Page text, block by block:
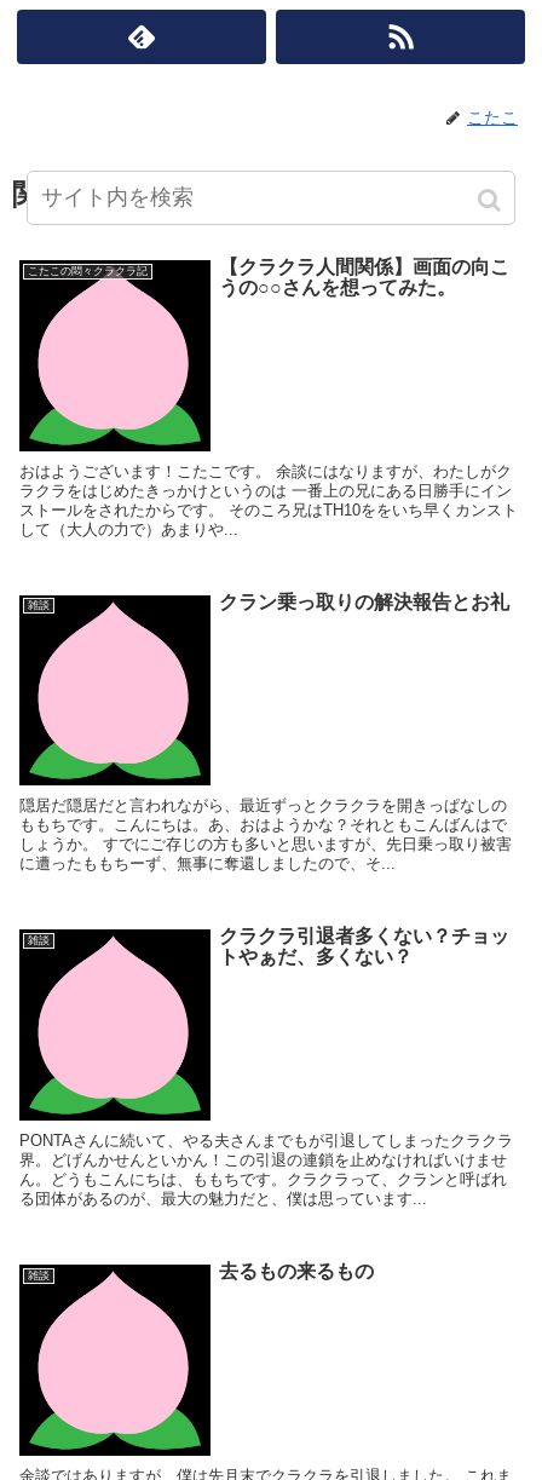
こたこ
関連記事
こたこの悶々クラクラ記
【クラクラ人間関係】画面の向こ
うの○○さんを想ってみた。
おはようございます！こたこです。 余談にはなりますが、わたしがク
ラクラをはじめたきっかけというのは 一番上の兄にある日勝手にイン
ストールをされたからです。 そのころ兄はTH10ををいち早くカンスト
して（大人の力で）あまりや...
雑談 クラン乗っ取りの解決報告とお礼
隠居だ隠居だと言われながら、最近ずっとクラクラを開きっぱなしの
ももちです。こんにちは。あ、おはようかな？それともこんばんはで
しょうか。 すでにご存じの方も多いと思いますが、先日乗っ取り被害
に遭ったももちーず、無事に奪還しましたので、そ...
雑談
クラクラ引退者多くない？チョッ
トやぁだ、多くない？
PONTAさんに続いて、やる夫さんまでもが引退してしまったクラクラ
界。どげんかせんといかん！この引退の連鎖を止めなければいけませ
ん。どうもこんにちは、ももちです。クラクラって、クランと呼ばれ
る団体があるのが、最大の魅力だと、僕は思っています...
雑談 去るもの来るもの
余談ではありますが、僕は先月末でクラクラを引退しました。 これま